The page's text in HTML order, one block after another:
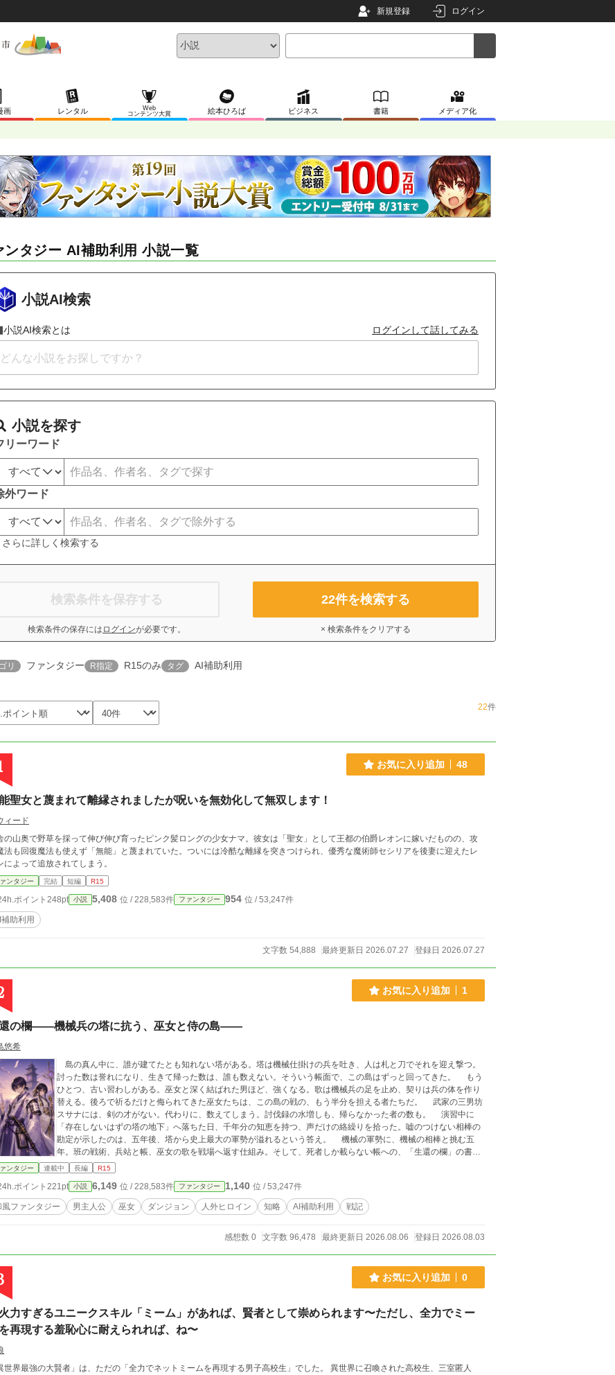
新規登録 ログイン
画 レンタル
Web
コンテンツ大賞
絵本ひろば ビジネス 書籍 メディア化
ンタジー AI補助利用 小説一覧
小説AI検索
小説AI検索とは ログインして話してみる
小説を探す
リーワード
外ワード
さらに詳しく検索する
検索条件を保存する
検索条件の保存には ログインが必要です。
22件を検索する
× 検索条件をクリアする
リ ファンタジー R指定 R15のみ タグ AI補助利用
22件
お気に入り追加 48
聖女と蔑まれて離縁されましたが呪いを無効化して無双します！
ィード
の山奥で野草を採って伸び伸び育ったピンク髪ロングの少女ナマ。彼女は「聖女」として王都の伯爵レオンに嫁いだものの、攻
法も回復魔法も使えず「無能」と蔑まれていた。ついには冷酷な離縁を突きつけられ、優秀な魔術師セシリアを後妻に迎えたレ
によって追放されてしまう。
ンタジー 完結 短編 R15
ポイント 248pt 小説 5,408 位 / 228,583件 ファンタジー 954 位 / 53,247件
助利用
文字数 54,888 最終更新日 2026.07.27 登録日 2026.07.27
お気に入り追加 1
の欄――機械兵の塔に抗う、巫女と侍の島――
悠希
島の真ん中に、誰が建てたとも知れない塔がある。塔は機械仕掛けの兵を吐き、人は札と刀でそれを迎え撃つ。
討った数は誉れになり、生きて帰った数は、誰も数えない。そういう帳面で、この島はずっと回ってきた。 もう
ひとつ、古い習わしがある。巫女と深く結ばれた男ほど、強くなる。歌は機械兵の足を止め、契りは兵の体を作り
替える。後ろで祈るだけと侮られてきた巫女たちは、この島の戦の、もう半分を担える者たちだ。 武家の三男坊
スサナには、剣の才がない。代わりに、数えてしまう。討伐録の水増しも、帰らなかった者の数も。 演習中に
「存在しないはずの塔の地下」へ落ちた日、千年分の知恵を持つ、声だけの絡繰りを拾った。嘘のつけない相棒の
勘定が示したのは、五年後、塔から史上最大の軍勢が溢れるという答え。 機械の軍勢に、機械の相棒と挑む五
年。班の戦術、兵站と帳、巫女の歌を戦場へ返す仕組み。そして、死者しか載らない帳への、「生還の欄」の書き
足し。 これは、剣の振れない少年が、絡繰りの相棒と巫女たちと共に、滅びの進軍から街を守り抜くまでの――
ンタジー 連載中 長編 R15
ポイント 221pt 小説 6,149 位 / 228,583件 ファンタジー 1,140 位 / 53,247件
風ファンタジー 男主人公 巫女 ダンジョン 人外ヒロイン 知略 AI補助利用 戦記
感想数 0 文字数 96,478 最終更新日 2026.08.06 登録日 2026.08.03
お気に入り追加 0
力すぎるユニークスキル「ミーム」があれば、賢者として崇められます〜ただし、全力でミー
再現する羞恥心に耐えられれば、ね〜
世界最強の大賢者」は、ただの「全力でネットミームを再現する男子高校生」でした。 異世界に召喚された高校生、三室匿人